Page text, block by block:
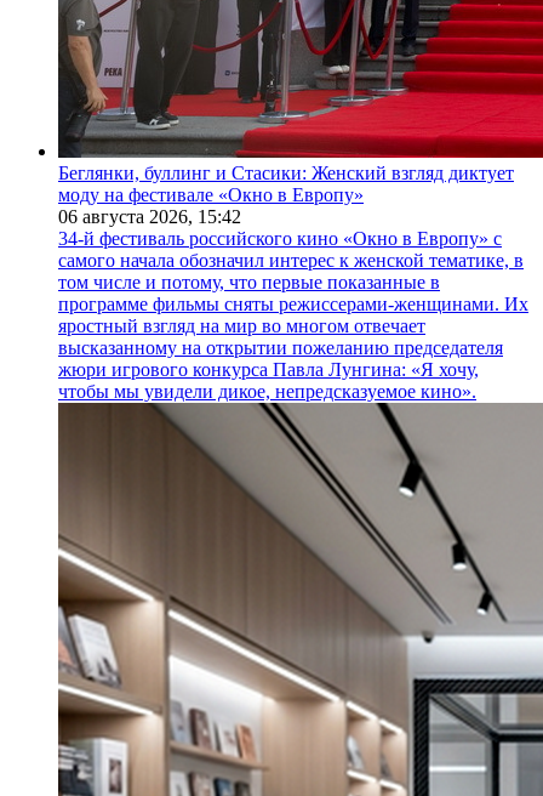
Беглянки, буллинг и Стасики: Женский взгляд диктует
моду на фестивале «Окно в Европу»
06 августа 2026, 15:42
34-й фестиваль российского кино «Окно в Европу» с
самого начала обозначил интерес к женской тематике, в
том числе и потому, что первые показанные в
программе фильмы сняты режиссерами-женщинами. Их
яростный взгляд на мир во многом отвечает
высказанному на открытии пожеланию председателя
жюри игрового конкурса Павла Лунгина: «Я хочу,
чтобы мы увидели дикое, непредсказуемое кино».